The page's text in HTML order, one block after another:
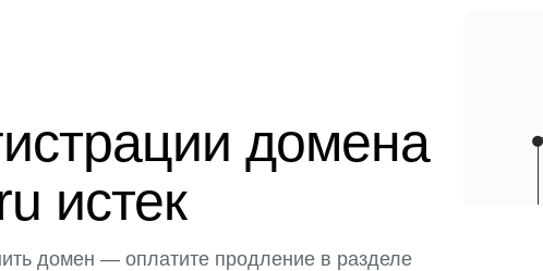
домена
истек
домен — оплатите продление в разделе